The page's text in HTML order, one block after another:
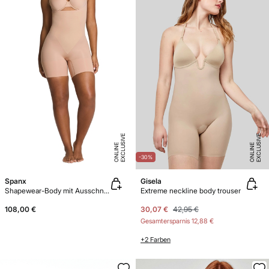
E
X
C
L
U
SI
V
E
O
N
LI
N
E
Spanx
Shapewear-Body mit Ausschnitt
108,00 €
-30% E
X
C
L
U
SI
V
E
O
N
LI
N
E
Gisela
Extreme neckline body trouser
30,07 € 42,95 €
Gesamtersparnis 12,88 €
+2 Farben